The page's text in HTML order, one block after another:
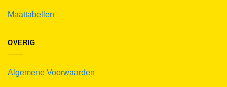
Maattabellen
OVERIG
Algemene Voorwaarden